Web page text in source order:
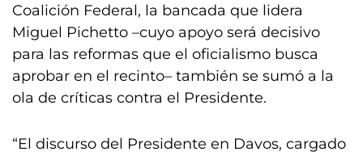
Coalición Federal, la bancada que lidera
Miguel Pichetto –cuyo apoyo será decisivo
para las reformas que el oficialismo busca
aprobar en el recinto– también se sumó a la
ola de críticas contra el Presidente.
“El discurso del Presidente en Davos, cargado